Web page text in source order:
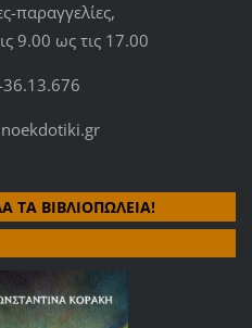
παραγγελίες,
9.00 ως τις 17.00
ΤΑ ΒΙΒΛΙΟΠΩΛΕΙΑ!